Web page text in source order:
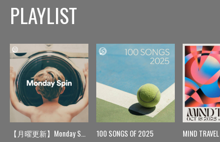
PLAYLIST
【月曜更新】Monday Spin 100 SONGS OF 2025 MIND TRAVEL